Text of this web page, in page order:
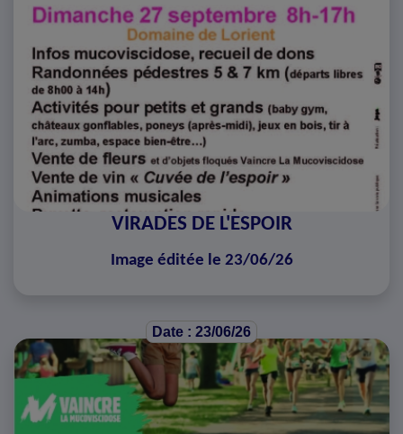
VIRADES DE L'ESPOIR
Image éditée le 23/06/26
Date : 23/06/26